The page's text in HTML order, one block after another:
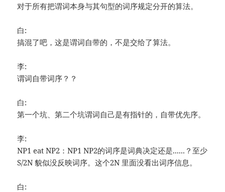
对于所有把谓词本身与其句型的词序规定分开的算法。
白:
搞混了吧，这是谓词自带的，不是交给了算法。
李:
谓词自带词序？？
白:
第一个坑、第二个坑谓词自己是有指针的，自带优先序。
李:
NP1 eat NP2：NP1 NP2的词序是词典决定还是......？至少
S/2N 貌似没反映词序。这个2N 里面没看出词序信息。
白: